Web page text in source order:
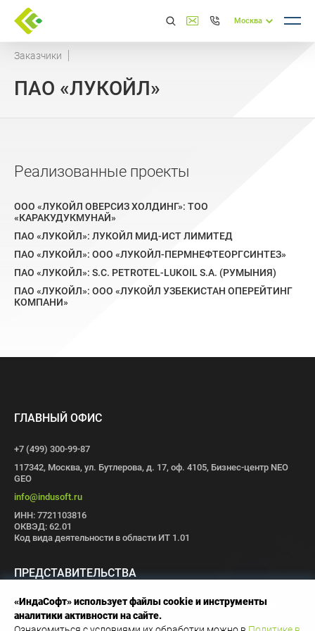
Москва
Заказчики
ПАО «ЛУКОЙЛ»
Реализованные проекты
ООО «ЛУКОЙЛ ОВЕРСИЗ ХОЛДИНГ»: ТОО
«КАРАКУДУКМУНАЙ»
ПАО «ЛУКОЙЛ»: ЛУКОЙЛ МИД-ИСТ ЛИМИТЕД
ПАО «ЛУКОЙЛ»: ООО «ЛУКОЙЛ-ПЕРМНЕФТЕОРГСИНТЕЗ»
ПАО «ЛУКОЙЛ»: S.C. PETROTEL-LUKOIL S.A. (РУМЫНИЯ)
ПАО «ЛУКОЙЛ»: ООО «ЛУКОЙЛ УЗБЕКИСТАН ОПЕРЕЙТИНГ
КОМПАНИ»
ГЛАВНЫЙ ОФИС
+7 (499) 300-99-87
117342, Москва, ул. Бутлерова, д. 17, оф. 4105, Бизнес-центр NEO
GEO
info@indusoft.ru
ИНН: 7721103816
ОКВЭД: 62.01
Код вида деятельности в области ИТ 1.01
ПРЕДСТАВИТЕЛЬСТВА
Москва Санкт-Петербург Пермь Иваново Волгоград
Томск
Иннополис
«ИндаСофт» использует файлы cookie и инструменты
аналитики активности на сайте.